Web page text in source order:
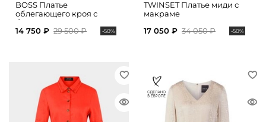
BOSS Платье
облегающего кроя с
боковыми разрезами
14 750 ₽ 29 500 ₽ -50%
TWINSET Платье миди с
макраме
17 050 ₽ 34 050 ₽ -50%